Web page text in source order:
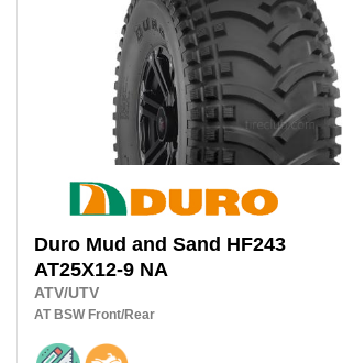
Duro Mud and Sand HF243
AT25X12-9 NA
ATV/UTV
AT BSW Front/Rear